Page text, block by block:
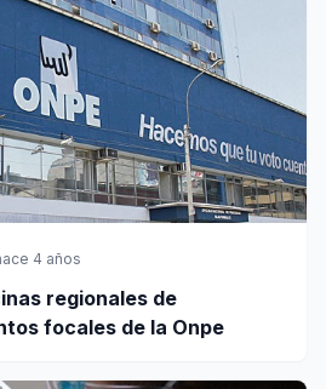
4 años
regionales de
focales de la Onpe